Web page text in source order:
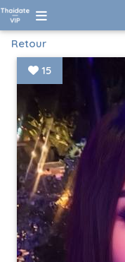
Retour
15